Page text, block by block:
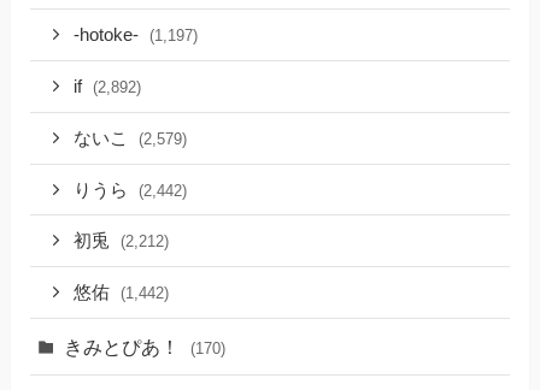
-hotoke- (1,197)
if (2,892)
ないこ (2,579)
りうら (2,442)
初兎 (2,212)
悠佑 (1,442)
きみとぴあ！ (170)